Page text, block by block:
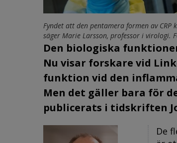
Fyndet att den pentamera formen av
säger Marie Larsson, professor i virologi.
Den biologiska
Nu visar forskare vid
funktion vid den
Men det gäller bara för
publicerats i tidskriften
De